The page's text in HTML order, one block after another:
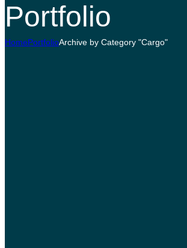
Portfolio
HomePortfolioArchive by Category "Cargo"